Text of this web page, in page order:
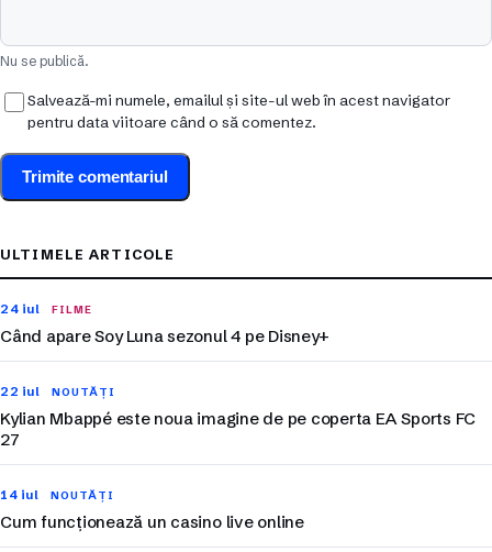
Nu se publică.
Salvează-mi numele, emailul și site-ul web în acest navigator
pentru data viitoare când o să comentez.
ULTIMELE ARTICOLE
24 iul FILME
Când apare Soy Luna sezonul 4 pe Disney+
22 iul NOUTĂȚI
Kylian Mbappé este noua imagine de pe coperta EA Sports FC
27
14 iul NOUTĂȚI
Cum funcționează un casino live online